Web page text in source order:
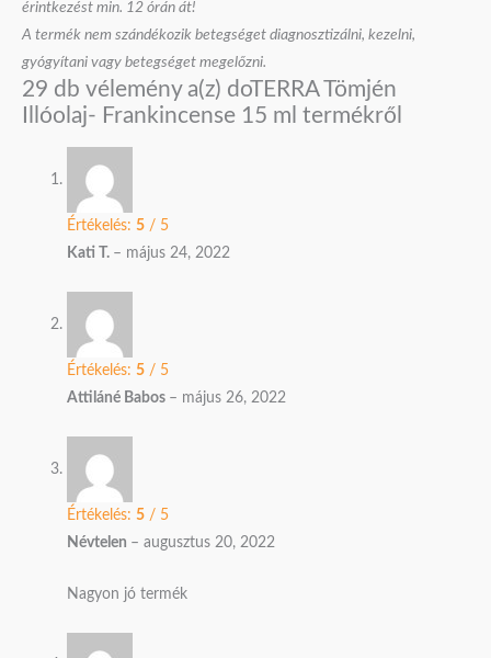
érintkezést min. 12 órán át!
A termék nem szándékozik betegséget diagnosztizálni, kezelni,
gyógyítani vagy betegséget megelőzni.
29 db vélemény a(z) doTERRA Tömjén
Illóolaj- Frankincense 15 ml termékről
Értékelés:5 / 5
Kati T. – május 24, 2022
Értékelés:5 / 5
Attiláné Babos – május 26, 2022
Értékelés:5 / 5
Névtelen – augusztus 20, 2022
Nagyon jó termék